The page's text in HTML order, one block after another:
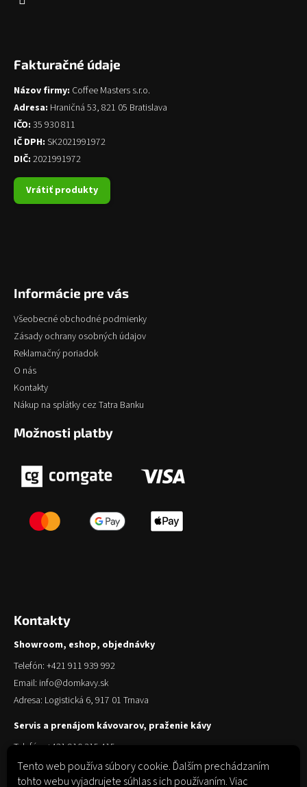
Tento web používa súbory cookie. Ďalším prechádzaním
tohto webu vyjadrujete súhlas s ich používaním. Viac
Fakturačné údaje
Názov firmy: Coffee Masters s.r.o.
Adresa: Hraničná 53, 821 05 Bratislava
IČO: 35 930 811
IČ DPH: SK2021991972
DIČ: 2021991972
Vrátiť produkty
Informácie pre vás
Všeobecné obchodné podmienky
Zásady ochrany osobných údajov
Reklamačný poriadok
O nás
Kontakty
Nákup na splátky cez Tatra Banku
Možnosti platby
Kontakty
Showroom, eshop, objednávky
Telefón: +421 911 939 992
Email: info@domkavy.sk
Adresa: Logistická 6, 917 01 Trnava
Servis a prenájom kávovarov, praženie kávy
Telefón: +421 910 315 415
Email: obchod@domkavy.sk
Adresa: Logistická 6, 917 01 Trnava